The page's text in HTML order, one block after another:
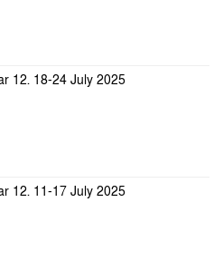
12. 18-24 July 2025
12. 11-17 July 2025